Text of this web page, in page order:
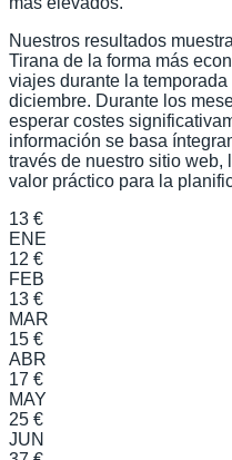
Nuestros resultados
Tirana de la forma más
viajes durante la
diciembre. Durante los
esperar costes
información se basa
través de nuestro sitio
valor práctico para la
13 €
ENE
12 €
FEB
13 €
MAR
15 €
ABR
17 €
MAY
25 €
JUN